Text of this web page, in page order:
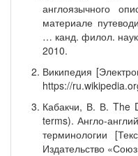
англоязычного
материале
… канд. филол.
2010.
Википедия
https://
Кабакчи, В. В. The
terms). Англо-
терминологии
Издательство